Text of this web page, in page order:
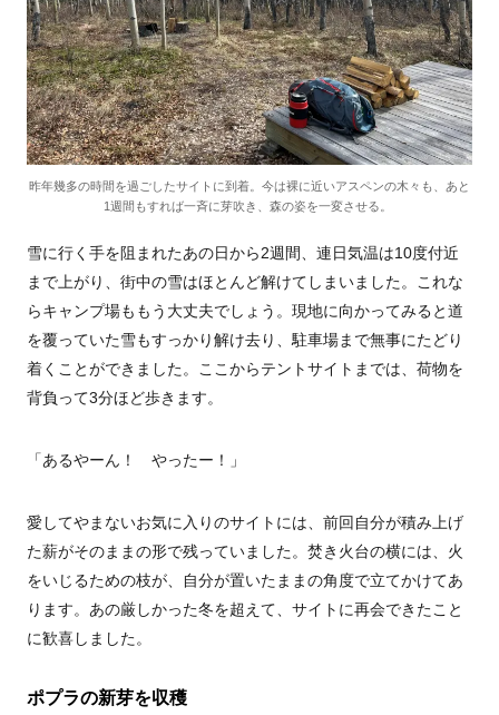
昨年幾多の時間を過ごしたサイトに到着。今は裸に近いアスペンの木々も、あと
1週間もすれば一斉に芽吹き、森の姿を一変させる。
雪に行く手を阻まれたあの日から2週間、連日気温は10度付近
まで上がり、街中の雪はほとんど解けてしまいました。これな
らキャンプ場ももう大丈夫でしょう。現地に向かってみると道
を覆っていた雪もすっかり解け去り、駐車場まで無事にたどり
着くことができました。ここからテントサイトまでは、荷物を
背負って3分ほど歩きます。
「あるやーん！ やったー！」
愛してやまないお気に入りのサイトには、前回自分が積み上げ
た薪がそのままの形で残っていました。焚き火台の横には、火
をいじるための枝が、自分が置いたままの角度で立てかけてあ
ります。あの厳しかった冬を超えて、サイトに再会できたこと
に歓喜しました。
ポプラの新芽を収穫